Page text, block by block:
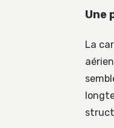
Une
La